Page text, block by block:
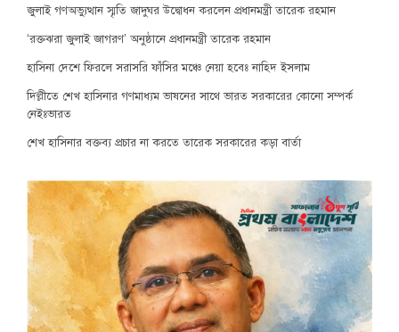
জুলাই গণঅভ্যুত্থান স্মৃতি জাদুঘর উদ্বোধন করলেন প্রধানমন্ত্রী তারেক রহমান
‘রক্তঝরা জুলাই জাগরণ’ অনুষ্ঠানে প্রধানমন্ত্রী তারেক রহমান
হাসিনা দেশে ফিরলে সরাসরি ফাঁসির মঞ্চে নেয়া হবেঃ নাহিদ ইসলাম
দিল্লীতে শেখ হাসিনার গণমাধ্যম ভাষনের সাথে ভারত সরকারের কোনো সম্পর্ক
নেইঃভারত
শেখ হাসিনার বক্তব্য প্রচার না করতে তারেক সরকারের কড়া বার্তা